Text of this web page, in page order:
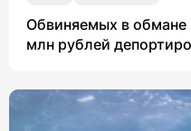
Обвиняемых в обмане
млн рублей